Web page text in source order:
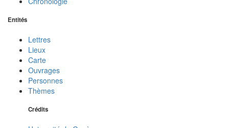
Entités
Lettres
Lieux
Carte
Ouvrages
Personnes
Thèmes
Crédits